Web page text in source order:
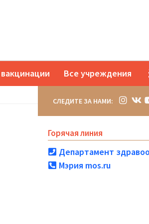
Все учреждения
СЛЕДИТЕ ЗА НАМИ:
Горячая линия
Департамент
Мэрия mos.ru